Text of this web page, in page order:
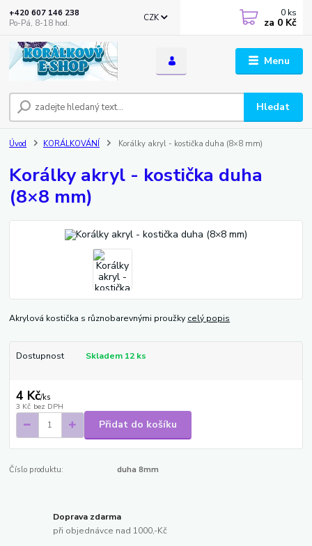
Menu
CZK
Hledat
+420 607 146 238
Po-Pá, 8-18 hod.
0 ks
za 0 Kč
Úvod KORÁLKOVÁNÍ Korálky akryl - kostička duha (8×8 mm)
Korálky akryl - kostička duha
(8×8 mm)
Akrylová kostička s různobarevnými proužky celý popis
Dostupnost Skladem 12 ks
4 Kč/ks
3 Kč bez DPH
Přidat do košíku
Číslo produktu: duha 8mm
Doprava zdarma
při objednávce nad 1000,-Kč